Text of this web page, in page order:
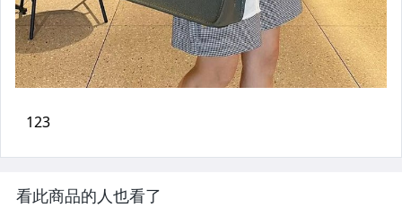
看此商品的人也看了